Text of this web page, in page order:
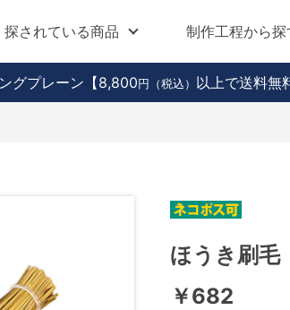
探されている商品 制作工程から探
グプレーン 【8,800 円（税込） 以上で送料無
ほうき刷毛
￥682